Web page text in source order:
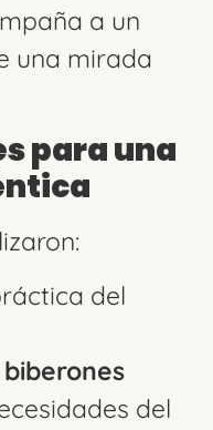
a un
una mirada
para una
del
biberones
del